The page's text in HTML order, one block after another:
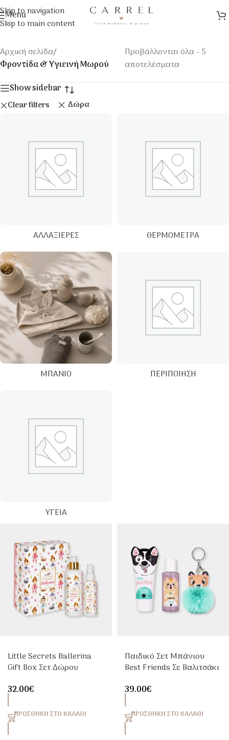
Skip to navigation
Skip to main content
Menu
Αρχική σελίδα/
Φροντίδα & Υγιεινή Μωρού
Προβάλλονται όλα - 5
αποτελέσματα
Show sidebar
Clear filters Δώρα
ΑΛΛΑΞΙΈΡΕΣ ΘΕΡΜΌΜΕΤΡΑ
ΜΠΆΝΙΟ ΠΕΡΙΠΟΊΗΣΗ
ΥΓΕΊΑ
Little Secrets Ballerina
Gift Box Σετ Δώρου
32.00€
ΠΡΟΣΘΉΚΗ ΣΤΟ ΚΑΛΆΘΙ
Παιδικό Σετ Μπάνιου
Best Friends Σε Βαλιτσάκι
Shower Gel
39.00€
ΠΡΟΣΘΉΚΗ ΣΤΟ ΚΑΛΆΘΙ